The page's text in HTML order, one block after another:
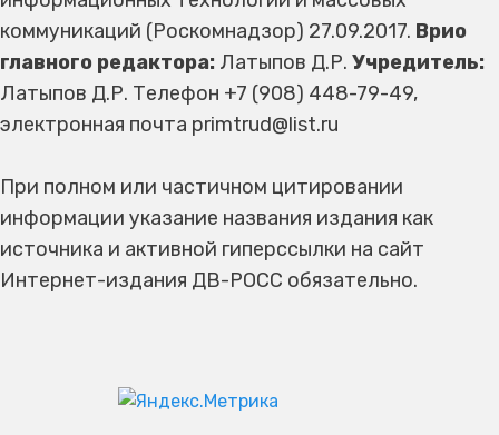
коммуникаций (Роскомнадзор) 27.09.2017. Врио
главного редактора: Латыпов Д.Р. Учредитель:
Латыпов Д.Р. Телефон +7 (908) 448-79-49,
электронная почта primtrud@list.ru
При полном или частичном цитировании
информации указание названия издания как
источника и активной гиперссылки на сайт
Интернет-издания ДВ-РОСС обязательно.